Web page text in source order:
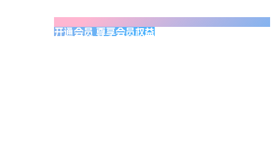
开通会员 尊享会员权益